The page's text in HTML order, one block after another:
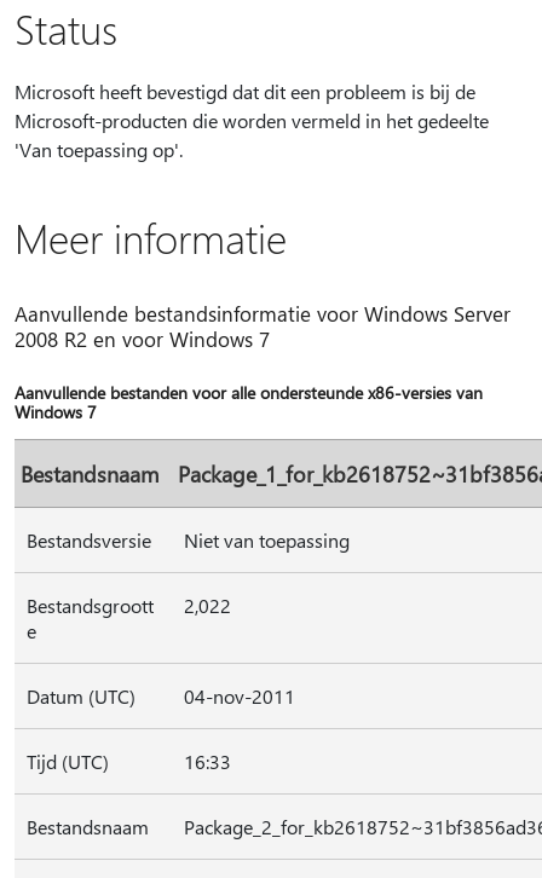
Status
Microsoft heeft bevestigd dat dit een probleem is bij de
Microsoft-producten die worden vermeld in het gedeelte
'Van toepassing op'.
Meer informatie
Aanvullende bestandsinformatie voor Windows Server
2008 R2 en voor Windows 7
Aanvullende bestanden voor alle ondersteunde x86-versies van
Windows 7
Bestandsnaam
Bestandsversie Niet van toepassing
Bestandsgroott
e
2,022
Datum (UTC) 04-nov-2011
Tijd (UTC) 16:33
Bestandsnaam